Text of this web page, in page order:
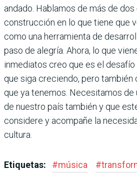
andado. Hablamos de más de
construcción en lo que tiene que
como una herramienta de
paso de alegría. Ahora, lo que
inmediatos creo que es el
que siga creciendo, pero también
que ya tenemos. Necesitamos de
de nuestro país también y que
considere y acompañe la
cultura.
Etiquetas: #música #